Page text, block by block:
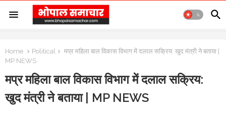
Home Political
मप्र महिला बाल विकास विभाग में दलाल सक्रिय: खुद मंत्री ने बताया |
MP NEWS
मप्र महिला बाल विकास विभाग में दलाल सक्रिय:
खुद मंत्री ने बताया | MP NEWS